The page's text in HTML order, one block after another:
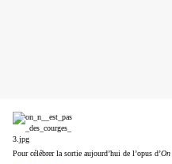
Pour célébrer la sortie aujourd’hui de l’opus d’On